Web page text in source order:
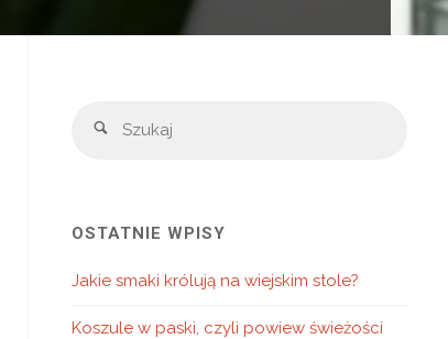
Szukaj
OSTATNIE WPISY
Jakie smaki królują na wiejskim stole?
Koszule w paski, czyli powiew świeżości